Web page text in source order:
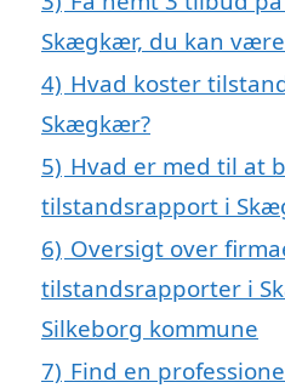
Skægkær, du kan
4) Hvad koster
Skægkær?
5) Hvad er med til at
tilstandsrapport i
6) Oversigt over
tilstandsrapporter i
Silkeborg kommune
7) Find en